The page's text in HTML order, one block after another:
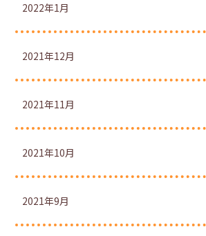
2022年1月
2021年12月
2021年11月
2021年10月
2021年9月